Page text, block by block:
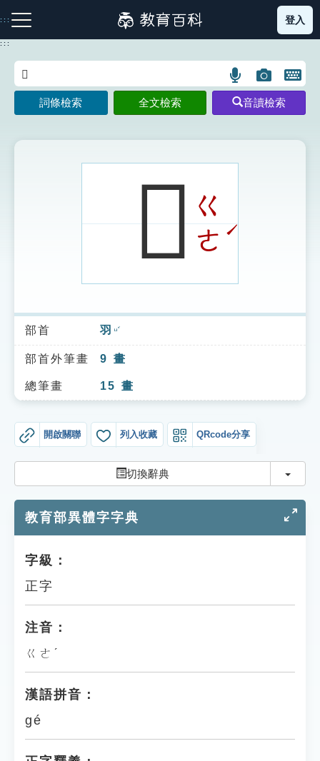
到
主
:::
注音索引圖示 筆畫索引圖示 部首索引表圖示
索引選單
知識索引
單字索引
貓頭鷹博士
登入
:::
語
言
搜
示
圖
片
搜
開
鍵
圖
詞條檢索 全文檢索 音讀檢索
𦑜ㄍ
ㄜˊ
部首 羽 ㄩˇ
部首外筆畫 9 畫
總筆畫 15 畫
開啟關聯 列入收藏 QRcode分享
切換辭典 切換
教育部異體字字典
字級：
正字
注音：
ㄍㄜˊ
漢語拼音：
gé